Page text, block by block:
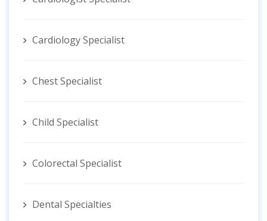
Cardiology Specialist
Chest Specialist
Child Specialist
Colorectal Specialist
Dental Specialties